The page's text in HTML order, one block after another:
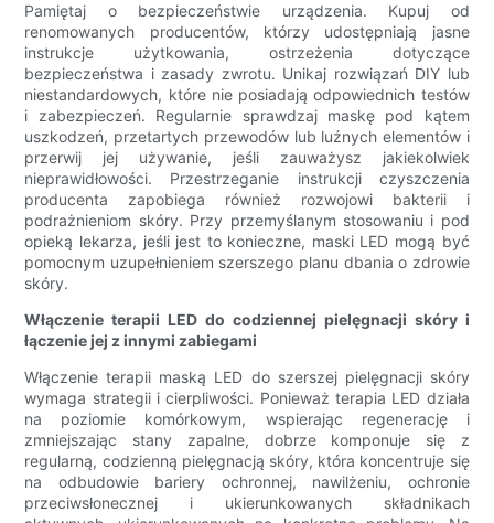
Pamiętaj o bezpieczeństwie urządzenia. Kupuj od
renomowanych producentów, którzy udostępniają jasne
instrukcje użytkowania, ostrzeżenia dotyczące
bezpieczeństwa i zasady zwrotu. Unikaj rozwiązań DIY lub
niestandardowych, które nie posiadają odpowiednich testów
i zabezpieczeń. Regularnie sprawdzaj maskę pod kątem
uszkodzeń, przetartych przewodów lub luźnych elementów i
przerwij jej używanie, jeśli zauważysz jakiekolwiek
nieprawidłowości. Przestrzeganie instrukcji czyszczenia
producenta zapobiega również rozwojowi bakterii i
podrażnieniom skóry. Przy przemyślanym stosowaniu i pod
opieką lekarza, jeśli jest to konieczne, maski LED mogą być
pomocnym uzupełnieniem szerszego planu dbania o zdrowie
skóry.
Włączenie terapii LED do codziennej pielęgnacji skóry i
łączenie jej z innymi zabiegami
Włączenie terapii maską LED do szerszej pielęgnacji skóry
wymaga strategii i cierpliwości. Ponieważ terapia LED działa
na poziomie komórkowym, wspierając regenerację i
zmniejszając stany zapalne, dobrze komponuje się z
regularną, codzienną pielęgnacją skóry, która koncentruje się
na odbudowie bariery ochronnej, nawilżeniu, ochronie
przeciwsłonecznej i ukierunkowanych składnikach